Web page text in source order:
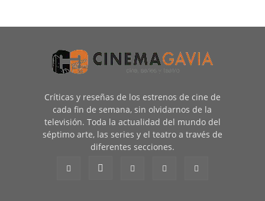
Críticas y reseñas de los estrenos de cine de
cada fin de semana, sin olvidarnos de la
televisión. Toda la actualidad del mundo del
séptimo arte, las series y el teatro a través de
diferentes secciones.